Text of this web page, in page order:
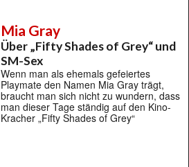
Mia Gray
Über „Fifty Shades of Grey“ und
SM-Sex
Wenn man als ehemals gefeiertes
Playmate den Namen Mia Gray trägt,
braucht man sich nicht zu wundern, dass
man dieser Tage ständig auf den Kino-
Kracher „Fifty Shades of Grey“